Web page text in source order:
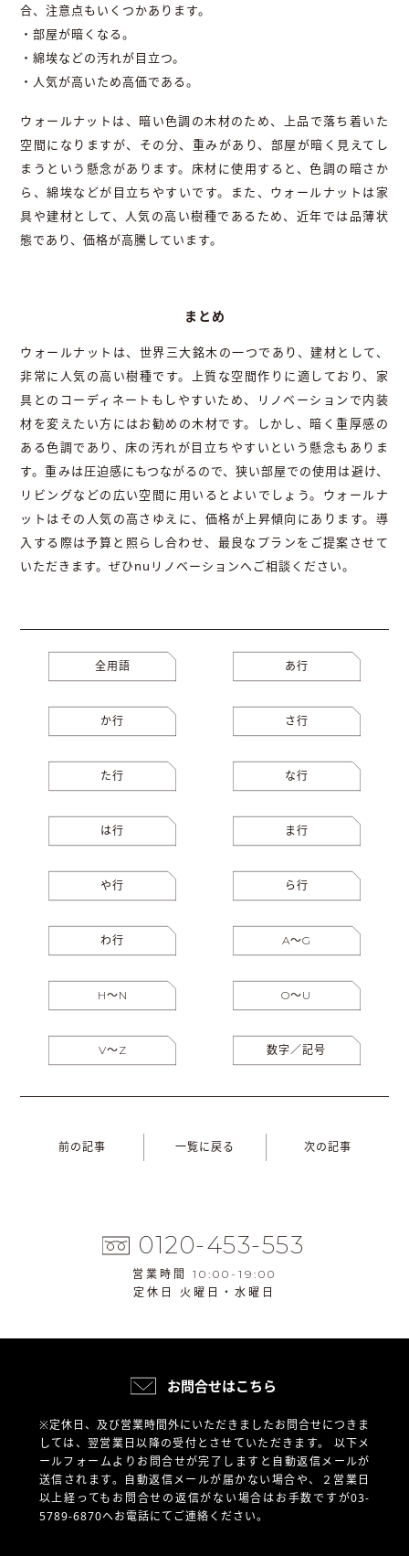
合、注意点もいくつかあります。
・部屋が暗くなる。
・綿埃などの汚れが目立つ。
・人気が高いため高価である。
ウォールナットは、暗い色調の木材のため、上品で落ち着いた
空間になりますが、その分、重みがあり、部屋が暗く見えてし
まうという懸念があります。床材に使用すると、色調の暗さか
ら、綿埃などが目立ちやすいです。また、ウォールナットは家
具や建材として、人気の高い樹種であるため、近年では品薄状
態であり、価格が高騰しています。
まとめ
ウォールナットは、世界三大銘木の一つであり、建材として、
非常に人気の高い樹種です。上質な空間作りに適しており、家
具とのコーディネートもしやすいため、リノベーションで内装
材を変えたい方にはお勧めの木材です。しかし、暗く重厚感の
ある色調であり、床の汚れが目立ちやすいという懸念もありま
す。重みは圧迫感にもつながるので、狭い部屋での使用は避け、
リビングなどの広い空間に用いるとよいでしょう。ウォールナ
ットはその人気の高さゆえに、価格が上昇傾向にあります。導
入する際は予算と照らし合わせ、最良なプランをご提案させて
いただきます。ぜひnu リノベーションへご相談ください。
全用語 あ行
か行 さ行
た行 な行
は行 ま行
や行 ら行
わ行 A〜G
H〜N O〜U
V〜Z 数字／記号
前の記事 一覧に戻る 次の記事
0120-453-553
営業時間 10:00-19:00
定休日 火曜日・水曜日
お問合せはこちら
※定休日、及び営業時間外にいただきましたお問合せにつきま
しては、翌営業日以降の受付とさせていただきます。 以下メ
ールフォームよりお問合せが完了しますと自動返信メールが
送信されます。自動返信メールが届かない場合や、
２営業日
以上経ってもお問合せの返信がない場合はお手数ですが03-
5789-6870へお電話にてご連絡ください。